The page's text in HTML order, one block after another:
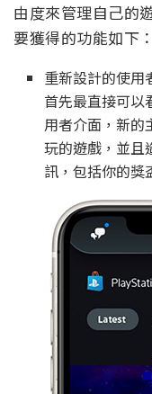
由度來管理自己的
要獲得的功能如下：
重新設計的使用
首先最直接可以
用者介面，新的
玩的遊戲，並且
訊，包括你的獎